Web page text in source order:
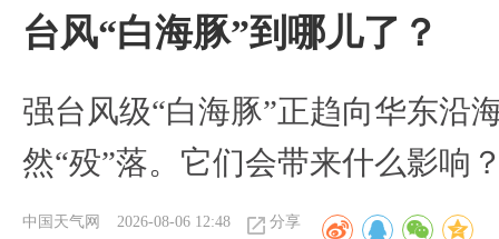
台风“白海豚”到哪儿了？
强台风级“白海豚”正趋向华东沿
然“殁”落。它们会带来什么影响
中国天气网 2026-08-06 12:48 分享